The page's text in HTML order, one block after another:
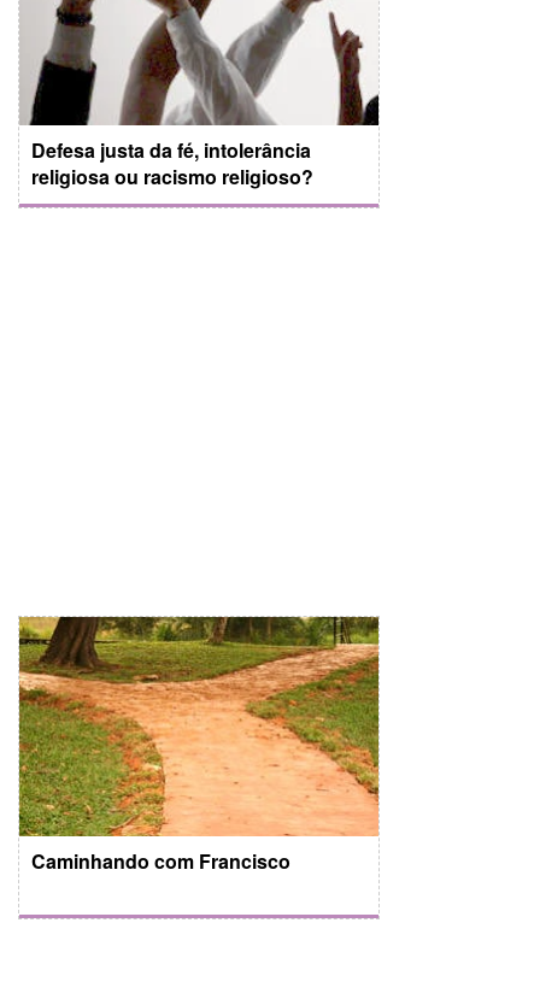
Defesa justa da fé, intolerância
religiosa ou racismo religioso?
Caminhando com Francisco